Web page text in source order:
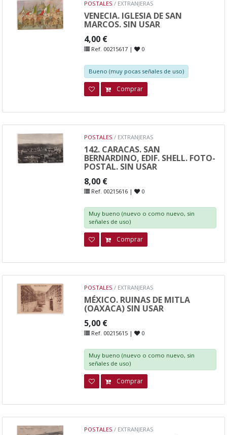
POSTALES / EXTRANJERAS
VENECIA. IGLESIA DE SAN
MARCOS. SIN USAR
4,00 €
Ref. 00215617 | 0
Bueno (muy pocas señales de uso)
Comprar
POSTALES / EXTRANJERAS
142. CARACAS. SAN
BERNARDINO, EDIF. SHELL. FOTO-
POSTAL. SIN USAR
8,00 €
Ref. 00215616 | 0
Muy bueno (nuevo o como nuevo, sin
señales de uso)
Comprar
POSTALES / EXTRANJERAS
MÉXICO. RUINAS DE MITLA
(OAXACA) SIN USAR
5,00 €
Ref. 00215615 | 0
Muy bueno (nuevo o como nuevo, sin
señales de uso)
Comprar
POSTALES / EXTRANJERAS